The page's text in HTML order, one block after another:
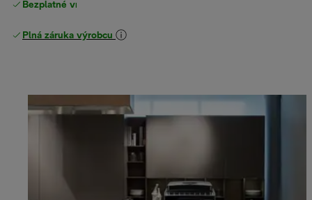
Bezplatné vrátenie tovaru
Plná záruka výrobcu